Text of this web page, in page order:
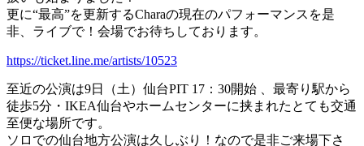
更に“最高”を更新するCharaの現在のパフォーマンスを是
非、ライブで！会場でお待ちしております。
https://ticket.line.me/artists/10523
至近の公演は9日（土）仙台PIT 17：30開始 、最寄り駅から
徒歩5分・IKEA仙台やホームセンターに挟まれたとても交通
至便な場所です。
ソロでの仙台地方公演は久しぶり！なので是非ご来場下さ